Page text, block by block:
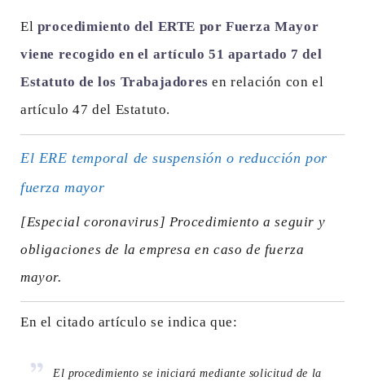
El procedimiento del ERTE por Fuerza Mayor
viene recogido en el artículo 51 apartado 7 del
Estatuto de los Trabajadores en relación con el
artículo 47 del Estatuto.
El ERE temporal de suspensión o reducción por
fuerza mayor
[Especial coronavirus] Procedimiento a seguir y
obligaciones de la empresa en caso de fuerza
mayor.
En el citado artículo se indica que:
El procedimiento se iniciará mediante solicitud de la